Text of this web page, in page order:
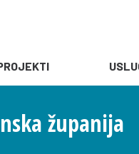
županija